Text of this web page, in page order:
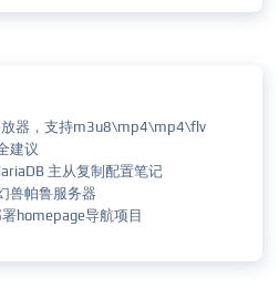
放器，支持m3u8\mp4\mp4\flv
建议
主从复制配置笔记
兽帕鲁服务器
homepage导航项目